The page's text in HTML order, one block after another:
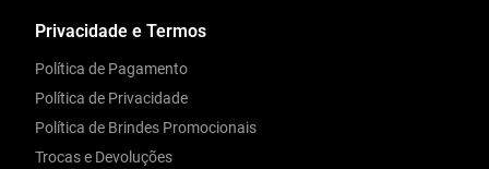
Privacidade e Termos
Política de Pagamento
Política de Privacidade
Política de Brindes Promocionais
Trocas e Devoluções